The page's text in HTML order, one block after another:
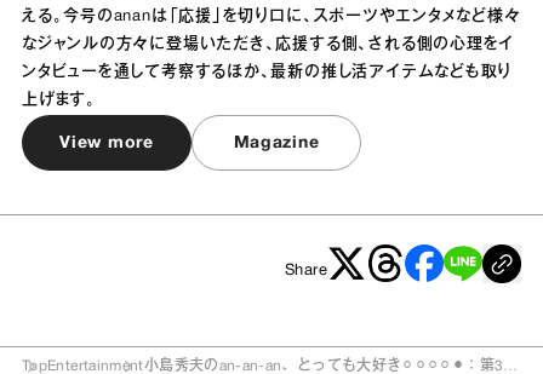
える。今号のananは「応援」を切り口に、スポーツやエンタメなど様々
なジャンルの方々に登場いただき、応援する側、される側の心理をイ
ンタビューを通して考察するほか、最新の推し活アイテムなども取り
上げます。
View more Magazine
Share
TopEntertainment小島秀夫のan‐an‐an、とっても大好き⚪︎⚪︎⚪︎⚪︎⚫︎：第30